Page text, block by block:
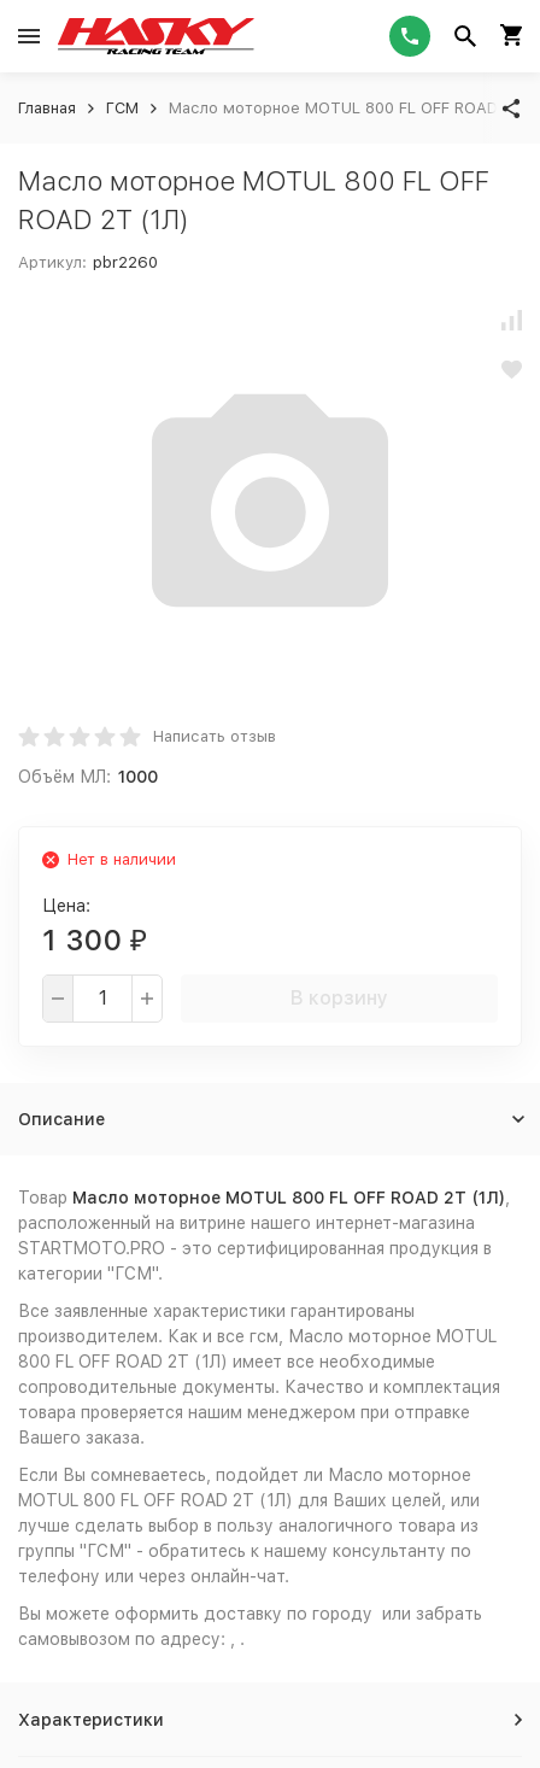
Главная ГСМ Масло моторное MOTUL 800 FL OFF ROAD 2T
Масло моторное MOTUL 800 FL OFF
ROAD 2T (1Л)
Артикул: pbr2260
Написать отзыв
Объём МЛ: 1000
Нет в наличии
Цена:
1 300 ₽
В корзину
Описание
Товар Масло моторное MOTUL 800 FL OFF ROAD 2T (1Л)
расположенный на витрине нашего интернет-магазина
STARTMOTO.PRO - это сертифицированная продукция в
категории "ГСМ".
Все заявленные характеристики гарантированы
производителем. Как и все гсм, Масло моторное MOTUL
800 FL OFF ROAD 2T (1Л) имеет все необходимые
сопроводительные документы. Качество и комплектация
товара проверяется нашим менеджером при отправке
Вашего заказа.
Если Вы сомневаетесь, подойдет ли Масло моторное
MOTUL 800 FL OFF ROAD 2T (1Л) для Ваших целей, или
лучше сделать выбор в пользу аналогичного товара из
группы "ГСМ" - обратитесь к нашему консультанту по
телефону или через онлайн-чат.
Вы можете оформить доставку по городу или забрать
самовывозом по адресу: , .
Характеристики